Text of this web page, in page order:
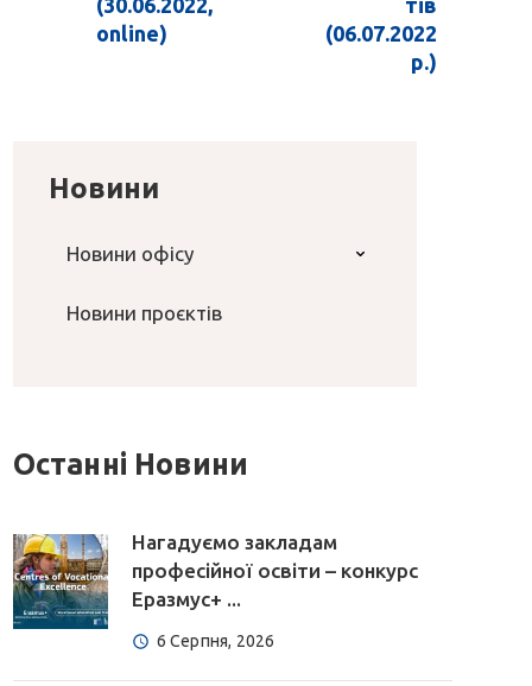
(30.06.2022,
online)
тів
(06.07.2022
р.)
Новини
Новини офісу
Новини проєктів
Останні Новини
Нагадуємо закладам
професійної освіти – конкурс
Еразмус+ ...
6 Серпня, 2026